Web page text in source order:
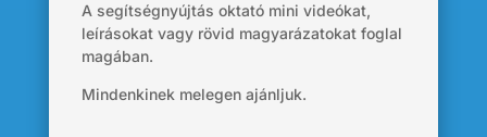
A segítségnyújtás oktató mini videókat,
leírásokat vagy rövid magyarázatokat foglal
magában.
Mindenkinek melegen ajánljuk.